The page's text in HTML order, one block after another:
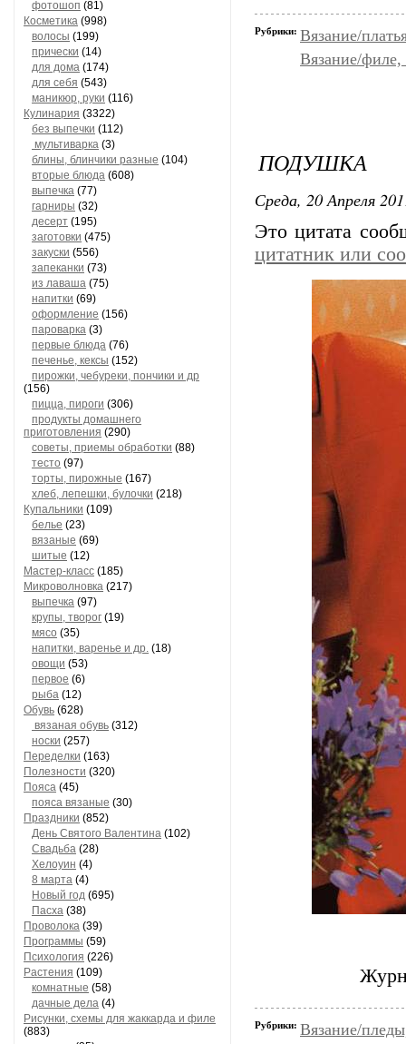
фотошоп (81)
Косметика (998)
волосы (199)
прически (14)
для дома (174)
для себя (543)
маникюр, руки (116)
Кулинария (3322)
без выпечки (112)
мультиварка (3)
блины, блинчики разные (104)
вторые блюда (608)
выпечка (77)
гарниры (32)
десерт (195)
заготовки (475)
закуски (556)
запеканки (73)
из лаваша (75)
напитки (69)
оформление (156)
пароварка (3)
первые блюда (76)
печенье, кексы (152)
пирожки, чебуреки, пончики и др
(156)
пицца, пироги (306)
продукты домашнего
приготовления (290)
советы, приемы обработки (88)
тесто (97)
торты, пирожные (167)
хлеб, лепешки, булочки (218)
Купальники (109)
белье (23)
вязаные (69)
шитые (12)
Мастер-класс (185)
Микроволновка (217)
выпечка (97)
крупы, творог (19)
мясо (35)
напитки, варенье и др. (18)
овощи (53)
первое (6)
рыба (12)
Обувь (628)
вязаная обувь (312)
носки (257)
Переделки (163)
Полезности (320)
Пояса (45)
пояса вязаные (30)
Праздники (852)
День Святого Валентина (102)
Свадьба (28)
Хелоуин (4)
8 марта (4)
Новый год (695)
Пасха (38)
Проволока (39)
Программы (59)
Психология (226)
Растения (109)
комнатные (58)
дачные дела (4)
Рисунки, схемы для жаккарда и филе
(883)
Рубрики: Вязание/
Вязание/филе,
ПОДУШКА
Среда, 20 Апреля
Это цитата
цитатник или
Рубрики: Вязание/